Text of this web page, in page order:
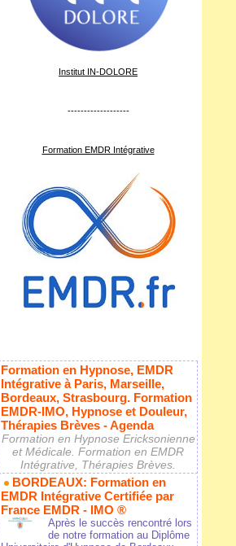
Institut IN-DOLORE
-------------------
Formation EMDR Intégrative
Formation en Hypnose, EMDR
Intégrative à Paris, Marseille,
Bordeaux, Strasbourg. Formation
EMDR-IMO, Hypnose et Douleur,
Thérapies Brèves - Agenda
Formation en Hypnose Ericksonienne
et Médicale. Formation en EMDR
Intégrative, Thérapies Brèves.
BORDEAUX: Formation en
EMDR Intégrative Certifiée par
France EMDR - IMO ®
Après le succès rencontré lors
de notre formation au Diplôme